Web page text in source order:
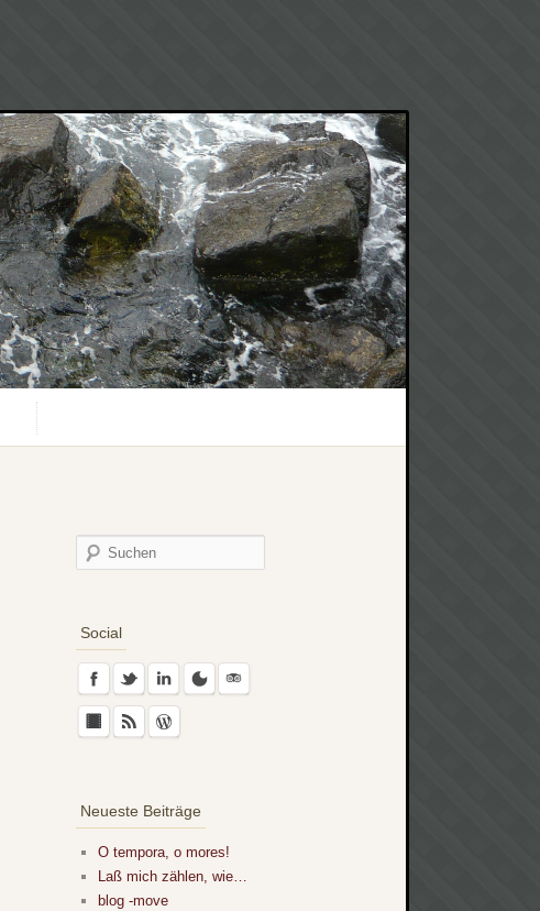
Social
Neueste Beiträge
O tempora, o mores!
Laß mich zählen, wie…
blog -move